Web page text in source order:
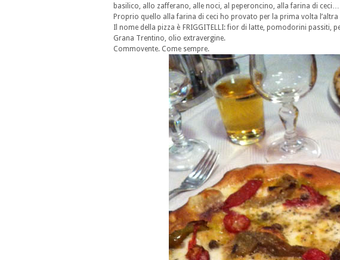
basilico, allo zafferano, alle noci, al peperoncino, alla farina di ceci…
Proprio quello alla farina di ceci ho provato per la prima volta l’altra
Il nome della pizza è FRIGGITELLI: fior di latte, pomodorini passiti,
Grana Trentino, olio extravergine.
Commovente. Come sempre.